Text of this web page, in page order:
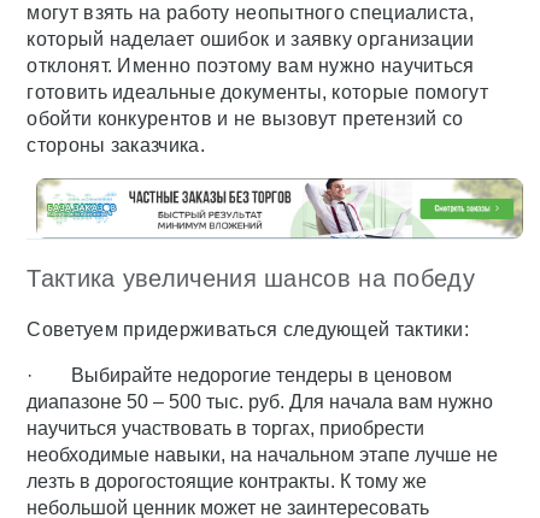
могут взять на работу неопытного специалиста,
который наделает ошибок и заявку организации
отклонят. Именно поэтому вам нужно научиться
готовить идеальные документы, которые помогут
обойти конкурентов и не вызовут претензий со
стороны заказчика.
Тактика увеличения шансов на победу
Советуем придерживаться следующей тактики:
· Выбирайте недорогие тендеры в ценовом
диапазоне 50 – 500 тыс. руб. Для начала вам нужно
научиться участвовать в торгах, приобрести
необходимые навыки, на начальном этапе лучше не
лезть в дорогостоящие контракты. К тому же
небольшой ценник может не заинтересовать